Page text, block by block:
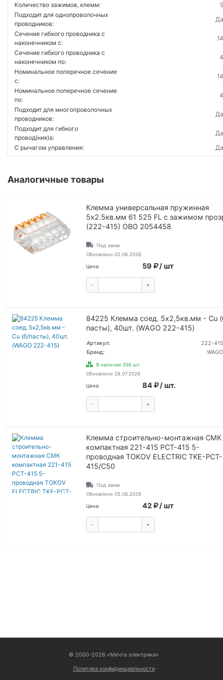
Количество зажимов, клемм:
5
Подходит для однопроволочных
проводников:
Да
Сечение гибкого проводника с
наконечником с:
.14
Сечение гибкого проводника с
наконечником по:
4
Номинальное поперечное сечение
с:
.14
Номинальное поперечное сечение
по:
4
Подходит для многопроволочных
проводников:
Да
Подходит для гибкого
провод(ник)а:
Да
С рычагом управления:
Да
Аналогичные товары
Клемма универсальная пружинная
5х2.5кв.мм 61 525 FL с зажимом
(222-415) OBO 2054458
Под заказ
Обновлено 02.06.2026
Цена: 59 / шт
- +
84225 Клемма соед. 5х2,5кв.мм - Сu
пасты), 40шт. (WAGO 222-415)
Артикул:
222-415
Бренд:
WAGO
В наличии 356 шт.
Обновлено 28.07.2026
Цена: 84 / шт.
- +
Клемма строительно-монтажная СМК
компактная 221-415 PCT-415 5-
проводная TOKOV ELECTRIC TKE-PCT-
415/C50
Под заказ
Обновлено 05.06.2026
Цена: 42 / шт
- +
© 2000–2026 «Мечта электрика»
Политика конфиденциальности